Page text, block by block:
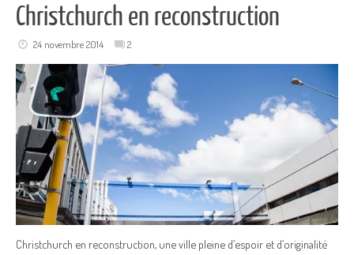
Christchurch en reconstruction
24 novembre 2014 2
Christchurch en reconstruction, une ville pleine d’espoir et d’originalité